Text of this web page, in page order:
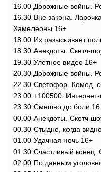
16.00 Дорожные войны.
16.30 Вне закона.
Хамелеоны 16+
18.00 Их разыскивает
18.30 Анекдоты. Скетч-
19.30 Улетное видео 16+
20.30 Дорожные войны.
22.30 Светофор. Комед.
23.00 +100500.
23.30 Смешно до боли
00.00 Анекдоты. Скетч-
00.30 Стыдно, когда
01.00 Удачная ночь 16+
01.30 Счастливый конец.
02.00 По данным